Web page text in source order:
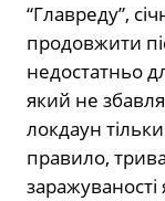
“Главреду”,
продовжити
недостатньо
який не
локдаун тільки
правило,